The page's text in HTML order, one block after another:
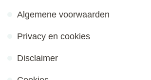
Algemene voorwaarden
Privacy en cookies
Disclaimer